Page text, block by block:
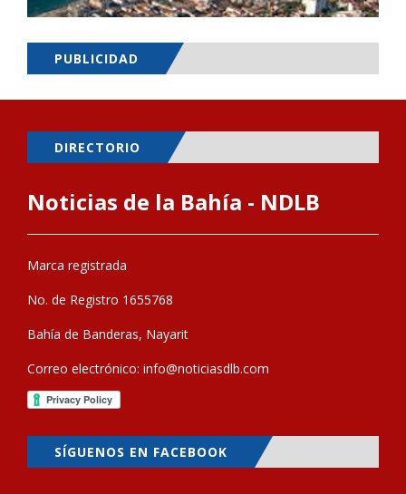
PUBLICIDAD
DIRECTORIO
Noticias de la Bahía - NDLB
Marca registrada
No. de Registro 1655768
Bahía de Banderas, Nayarit
Correo electrónico: info@noticiasdlb.com
SÍGUENOS EN FACEBOOK